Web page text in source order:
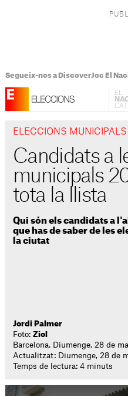
Segueix-nos a DiscoverJoc El
ELECCIONS MUNICIPALS
Candidats a
municipals
tota la llista
Qui són els candidats a
que has de saber de les
la ciutat
Jordi Palmer
Foto:Ziol
Barcelona. Diumenge, 28 de
Actualitzat: Diumenge, 28 de
Temps de lectura: 4 minuts